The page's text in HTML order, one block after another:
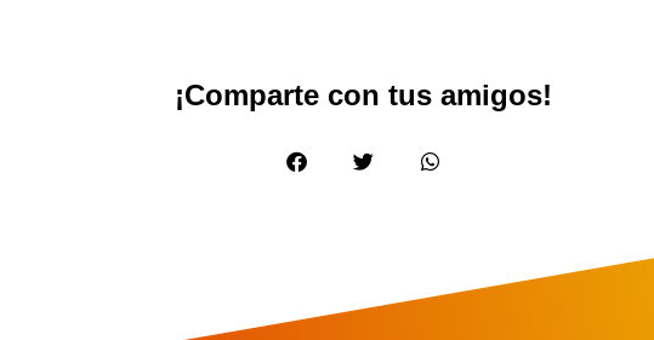
¡Comparte con tus amigos!